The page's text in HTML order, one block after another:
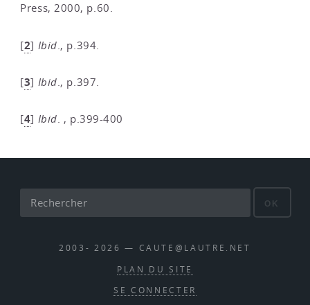
Press, 2000, p.60.
[2] Ibid ., p.394.
[3] Ibid., p.397.
[4] Ibid. , p.399-400
OK
2003- 2026 — CAUTE@LAUTRE.NET
PLAN DU SITE
SE CONNECTER